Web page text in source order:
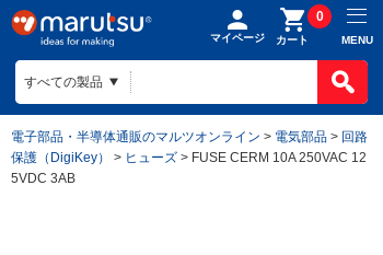
マイページ カート
0
MENU
電子部品・半導体通販のマルツオンライン > 電気部品 > 回路
保護（DigiKey）
> ヒューズ > FUSE CERM 10A 250VAC 12
5VDC 3AB